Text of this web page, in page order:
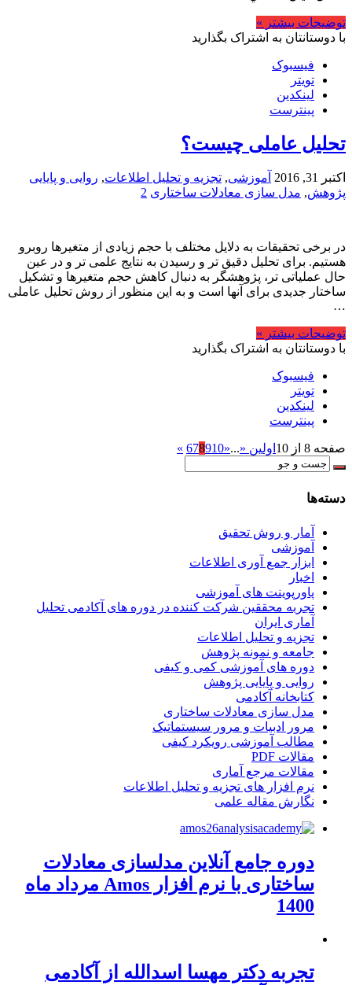
توضیحات بیشتر »
با دوستانتان به اشتراک بگذارید
فیسبوک
تویتر
لینکدین
پینترست
تحلیل عاملی چيست؟
اکتبر 31, 2016 آموزشی, تجزیه و تحلیل اطلاعات, روایی و پایایی
پژوهش, مدل سازی معادلات ساختاری 2
در برخی تحقیقات به دلایل مختلف با حجم زیادی از متغیرها روبرو
هستیم. برای تحلیل دقیق تر و رسیدن به نتایج علمی تر و در عین
حال عملیاتی تر، پژوهشگر به دنبال کاهش حجم متغیرها و تشکیل
ساختار جدیدی برای آنها است و به این منظور از روش تحلیل عاملی
…
توضیحات بیشتر »
با دوستانتان به اشتراک بگذارید
فیسبوک
تویتر
لینکدین
پینترست
صفحه 8 از 10 اولین «...
«
678910
»
دسته‌ها
آمار و روش تحقیق
آموزشی
ابزار جمع آوری اطلاعات
اخبار
پاورپوینت های آموزشی
تجربه محققین شرکت کننده در دوره های آکادمی تحلیل
آماری ایران
تجزیه و تحلیل اطلاعات
جامعه و نمونه پژوهش
دوره های آموزشی کمی و کیفی
روایی و پایایی پژوهش
کتابخانه آکادمی
مدل سازی معادلات ساختاری
مرور ادبیات و مرور سیستماتیک
مطالب آموزشی رویکرد کیفی
مقالات PDF
مقالات مرجع آماری
نرم افزار های تجزیه و تحلیل اطلاعات
نگارش مقاله علمی
دوره جامع آنلاین مدلسازی معادلات
ساختاری با نرم افزار Amos مرداد ماه
1400
تجربه دکتر مهسا اسدالله از آکادمی